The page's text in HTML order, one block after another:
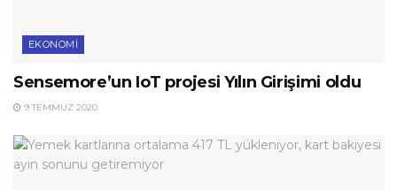
EKONOMI
Sensemore’un IoT projesi Yılın Girişimi oldu
9 TEMMUZ 2020